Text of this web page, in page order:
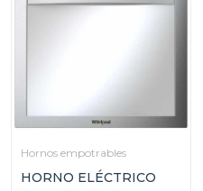
Hornos empotrables
HORNO ELÉCTRICO